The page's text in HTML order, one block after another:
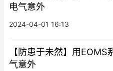
电气意外
2024-04-01 16:13
【防患于未然】用
气意外